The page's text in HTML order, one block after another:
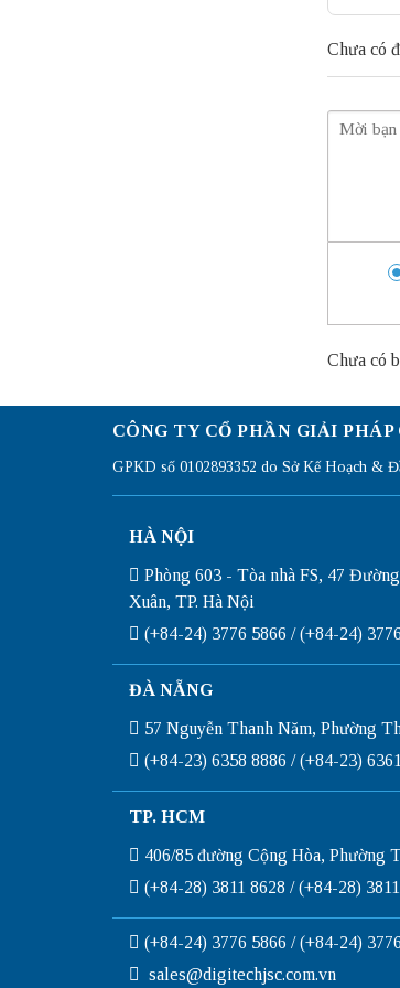
Chưa có
Chưa có
CÔNG TY CỔ PHẦN GIẢI PHÁP
GPKD số 0102893352 do Sở Kế Hoạch &
HÀ NỘI
Phòng 603 - Tòa nhà FS, 47
Xuân, TP. Hà Nội
(+84-24) 3776 5866 / (+84-24)
ĐÀ NẴNG
57 Nguyễn Thanh Năm, Phường
(+84-23) 6358 8886 / (+84-23)
TP. HCM
406/85 đường Cộng Hòa, Phường
(+84-28) 3811 8628 / (+84-28)
(+84-24) 3776 5866 / (+84-24)
sales@digitechjsc.com.vn